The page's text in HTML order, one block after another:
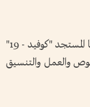
واستعرض الجانبان تطورات جائحة فيروس كورونا المستجد "كوفيد - 19"
والعمل والتنسيق